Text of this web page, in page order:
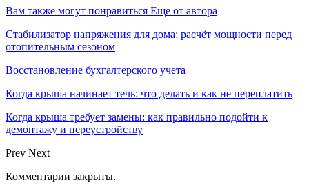
Вам также могут понравиться Еще от автора
Стабилизатор напряжения для дома: расчёт мощности перед
отопительным сезоном
Восстановление бухгалтерского учета
Когда крыша начинает течь: что делать и как не переплатить
Когда крыша требует замены: как правильно подойти к
демонтажу и переустройству
Prev Next
Комментарии закрыты.